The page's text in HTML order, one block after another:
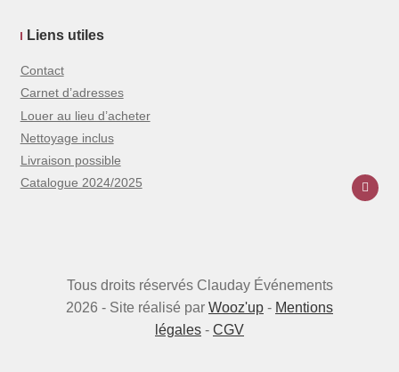
Liens utiles
Contact
Carnet d’adresses
Louer au lieu d’acheter
Nettoyage inclus
Livraison possible
Catalogue 2024/2025
Tous droits réservés Clauday Événements
2026 - Site réalisé par Wooz'up - Mentions
légales - CGV